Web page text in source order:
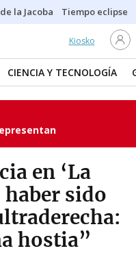
la Jacoba Tiempo eclipse
Kiosko
CIENCIA Y TECNOLOGÍA
en ‘La
haber sido
hostia”